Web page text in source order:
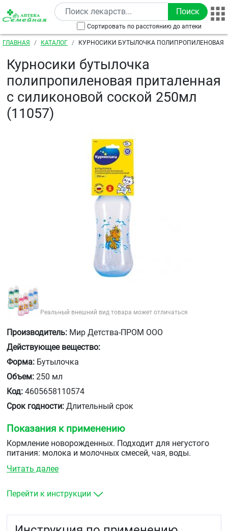
Перейти к основному содержанию
Сортировать по расстоянию до аптеки
Строка навигации
ГЛАВНАЯ КАТАЛОГ
КУРНОСИКИ БУТЫЛОЧКА ПОЛИПРОПИЛЕНОВАЯ
Курносики бутылочка
полипропиленовая приталенная
с силиконовой соской 250мл
(11057)
Реальный внешний вид товара может отличаться
Производитель: Мир Детства-ПРОМ ООО
Действующее вещество:
Форма: Бутылочка
Объем: 250 мл
Код: 4605658110574
Срок годности: Длительный срок
Показания к применению
Кормление новорожденных. Подходит для негустого
питания: молока и молочных смесей, чая, воды.
Читать далее
Перейти к инструкции